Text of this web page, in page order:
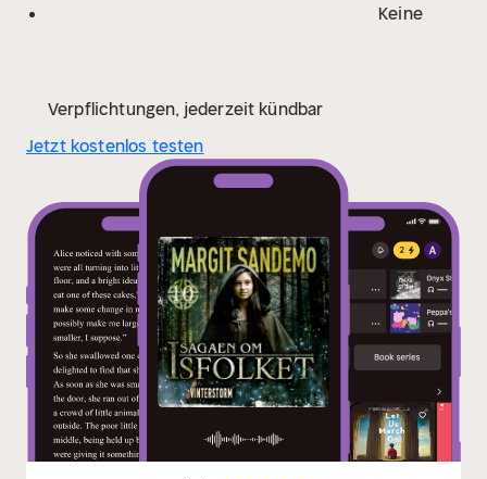
Keine
Verpflichtungen, jederzeit kündbar
Jetzt kostenlos testen